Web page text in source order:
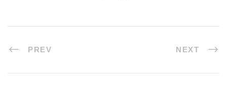
PREV NEXT